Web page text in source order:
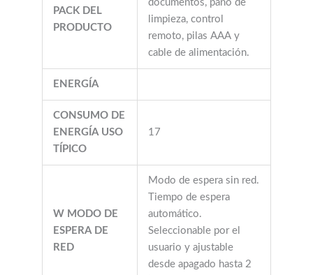
PACK DEL
PRODUCTO
documentos, paño de
limpieza, control
remoto, pilas AAA y
cable de alimentación.
ENERGÍA
CONSUMO DE
ENERGÍA USO
TÍPICO
17
W MODO DE
ESPERA DE
RED
Modo de espera sin red.
Tiempo de espera
automático.
Seleccionable por el
usuario y ajustable
desde apagado hasta 2